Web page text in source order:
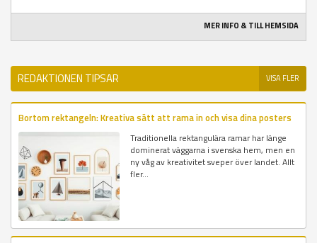
MER INFO & TILL HEMSIDA
REDAKTIONEN TIPSAR VISA FLER
Bortom rektangeln: Kreativa sätt att rama in och visa dina posters
Traditionella rektangulära ramar har länge
dominerat väggarna i svenska hem, men en
ny våg av kreativitet sveper över landet. Allt
fler...